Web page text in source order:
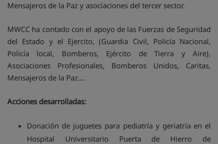
Mensajeros de la Paz y asociaciones del tercer sector.
MWCC ha contado con el apoyo de las Fuerzas de Seguridad
del Estado y el Ejercito, (Guardia Civil, Policía Nacional,
Policía local, Bomberos, Ejército de Tierra y Aire),
Asociaciones Profesionales, Bomberos Unidos, Caritas,
Mensajeros de la Paz….
Acciones desarrolladas:
Donación de juguetes para pediatría y geriatría en el
Hospital Universitario Puerta de Hierro de